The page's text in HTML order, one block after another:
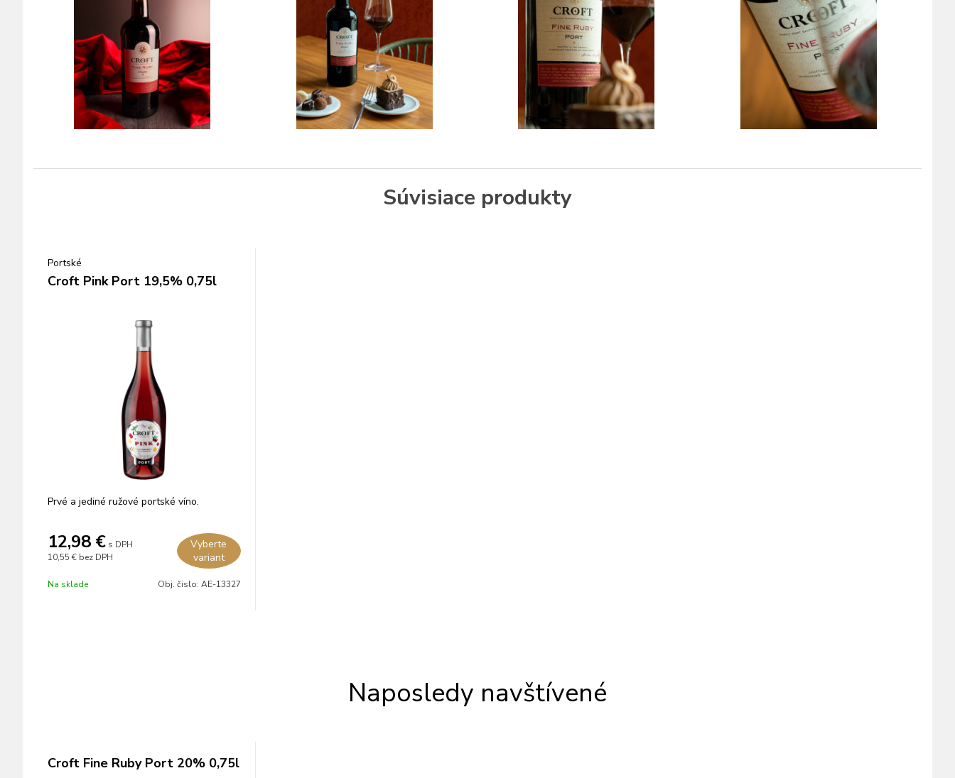
Súvisiace produkty
Portské
Croft Pink Port 19,5% 0,75l
Prvé a jediné ružové portské víno.
12,98 € s DPH
10,55 € bez DPH
Vyberte
variant
Na sklade Obj. čislo: AE-13327
Naposledy navštívené
Croft Fine Ruby Port 20% 0,75l